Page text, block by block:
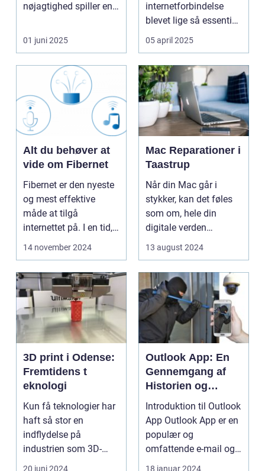
nøjagtighed spiller en
01 juni 2025
internetforbindelse
blevet lige så essentiel
som elektri...
05 april 2025
Alt du behøver at
vide om Fibernet
Fibernet er den nyeste
og mest effektive
måde at tilgå
internettet på. I en tid,
h...
14 november 2024
Mac Reparationer i
Taastrup
Når din Mac går i
stykker, kan det føles
som om, hele din
digitale verden
st&arin...
13 august 2024
3D print i Odense:
Fremtidens t
eknologi
Kun få teknologier har
haft så stor en
indflydelse på
industrien som 3D-
print. I m...
20 juni 2024
Outlook App: En
Gennemgang af
Historien og
Vigtige Funktioner
Introduktion til Outlook
App Outlook App er en
populær og
omfattende e-mail og
kalender applikation...
18 januar 2024